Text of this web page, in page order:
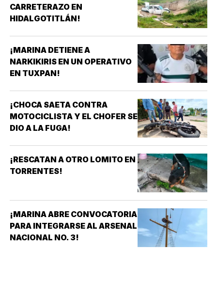
CARRETERAZO EN
HIDALGOTITLÁN!
¡MARINA DETIENE A
NARKIKIRIS EN UN OPERATIVO
EN TUXPAN!
¡CHOCA SAETA CONTRA
MOTOCICLISTA Y EL CHOFER SE
DIO A LA FUGA!
¡RESCATAN A OTRO LOMITO EN
TORRENTES!
¡MARINA ABRE CONVOCATORIA
PARA INTEGRARSE AL ARSENAL
NACIONAL NO. 3!